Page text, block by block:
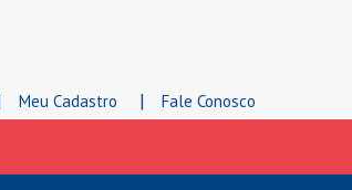
Meu Cadastro | Fale Conosco